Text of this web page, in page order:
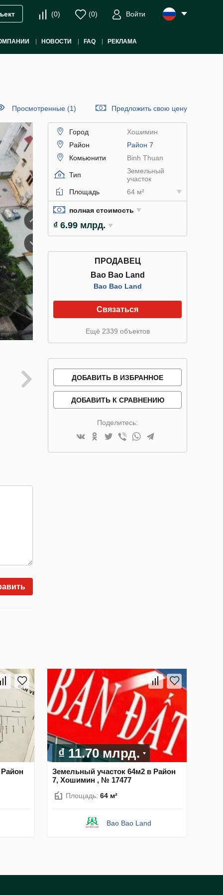
(0) (0) Войти
НОВОСТИ FAQ РЕКЛАМА
Просмотренные (1) Предложить свою цену
Город
Хошимин
Район
Район 7
Комьюнити
Binh Thuan
Тип
Земельный
участок
Площадь
64 м²
полная стоимость
₫ 6.99 млрд.
ПРОДАВЕЦ
Bao Bao Land
Bao Bao Land
Связаться
Ещё 2339 объектов
ДОБАВИТЬ В ИЗБРАННОЕ
ДОБАВИТЬ К СРАВНЕНИЮ
Поделитесь:
₫ 11.70 млрд.
Земельный участок 64м2 в Район
7, Хошимин , № 17477
Площадь: 64 м²
Bao Bao Land